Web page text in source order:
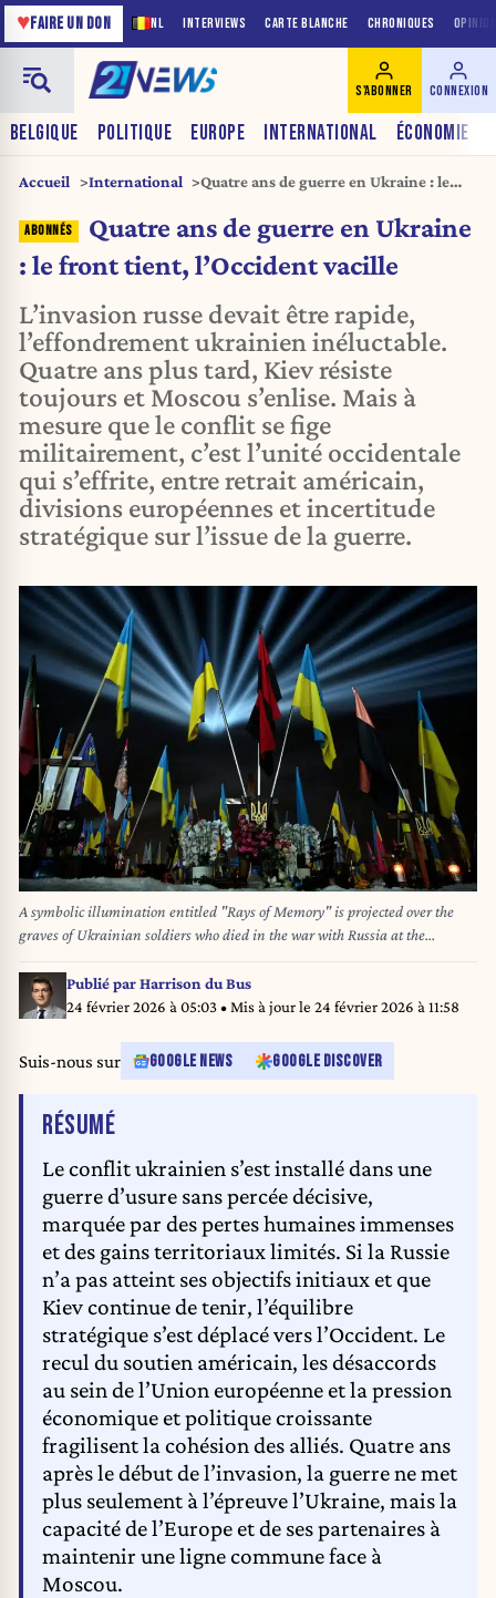
NL INTERVIEWS CARTE BLANCHE CHRONIQUES
♥FAIRE UN DON
BELGIQUE POLITIQUE EUROPE INTERNATIONAL ÉCONOMIE
S'ABONNER CONNEXION
Accueil International
Quatre ans de guerre en Ukraine : le
Quatre ans de guerre en Ukraine
: le front tient, l’Occident vacille
L’invasion russe devait être rapide,
l’effondrement ukrainien inéluctable.
Quatre ans plus tard, Kiev résiste
toujours et Moscou s’enlise. Mais à
mesure que le conflit se fige
militairement, c’est l’unité occidentale
qui s’effrite, entre retrait américain,
divisions européennes et incertitude
stratégique sur l’issue de la guerre.
A symbolic illumination entitled "Rays of Memory" is projected over the
graves of Ukrainian soldiers who died in the war with Russia at the
Lychakiv Military Cemetery in Lviv, on February 23, 2026, ahead of the
fourth anniversary of Russia's invasion of Ukraine. Russia launched its
full-scale invasion of Ukraine on February 24, 2022, unleashing the
Publié parHarrison du Bus
24 février 2026 à 05:03• Mis à jour le 24 février 2026 à 11:58
Suis-nous sur GOOGLE NEWS GOOGLE DISCOVER
RÉSUMÉDE L'ARTICLE
Le conflit ukrainien s’est installé dans une
guerre d’usure sans percée décisive,
marquée par des pertes humaines immenses
et des gains territoriaux limités. Si la Russie
n’a pas atteint ses objectifs initiaux et que
Kiev continue de tenir, l’équilibre
stratégique s’est déplacé vers l’Occident. Le
recul du soutien américain, les désaccords
au sein de l’Union européenne et la pression
économique et politique croissante
fragilisent la cohésion des alliés. Quatre ans
après le début de l’invasion, la guerre ne met
plus seulement à l’épreuve l’Ukraine, mais la
capacité de l’Europe et de ses partenaires à
maintenir une ligne commune face à
Moscou.